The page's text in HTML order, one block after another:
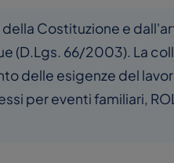
Costituzione e
(D.Lgs. 66/2003). La
delle esigenze del
per eventi familiari,